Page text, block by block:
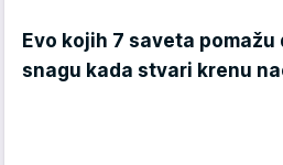
Evo kojih 7 saveta
snagu kada stvari krenu